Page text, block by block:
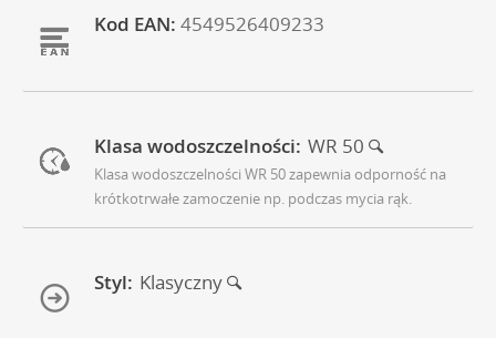
Kod EAN: 4549526409233
Klasa wodoszczelności: WR 50
Klasa wodoszczelności WR 50 zapewnia odporność na
krótkotrwałe zamoczenie np. podczas mycia rąk.
Styl: Klasyczny